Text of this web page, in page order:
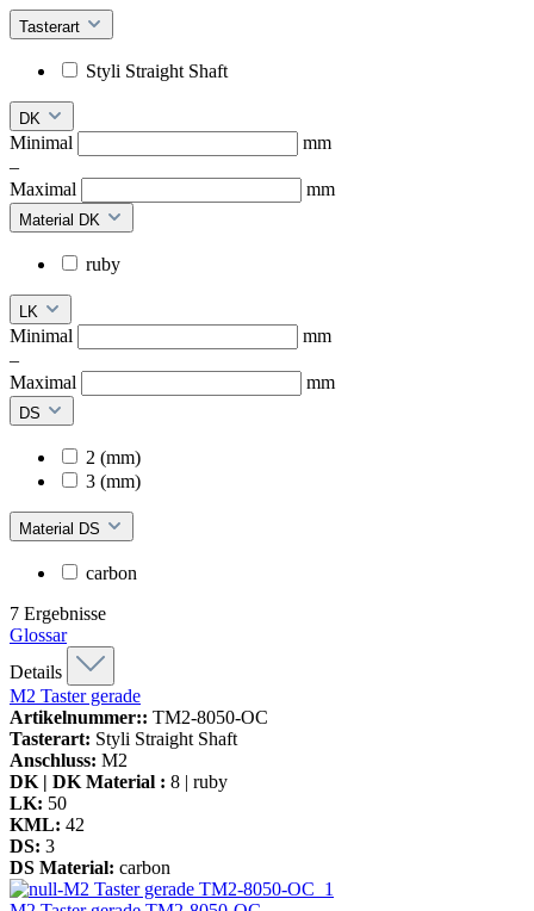
Tasterart
Styli Straight Shaft
DK
Minimal
mm
–
Maximal
mm
Material DK
ruby
LK
Minimal
mm
–
Maximal
mm
DS
2 (mm)
3 (mm)
Material DS
carbon
7 Ergebnisse
Glossar
Details
M2 Taster gerade
Artikelnummer:: TM2-8050-OC
Tasterart: Styli Straight Shaft
Anschluss: M2
DK | DK Material : 8 | ruby
LK: 50
KML: 42
DS: 3
DS Material: carbon